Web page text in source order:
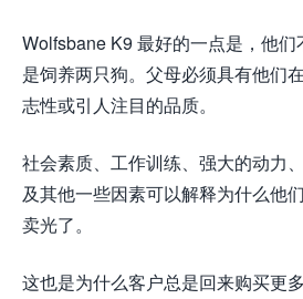
Wolfsbane K9 最好的一点是，他
是饲养两只狗。父母必须具有他们
志性或引人注目的品质。
社会素质、工作训练、强大的动力
及其他一些因素可以解释为什么他
卖光了。
这也是为什么客户总是回来购买更